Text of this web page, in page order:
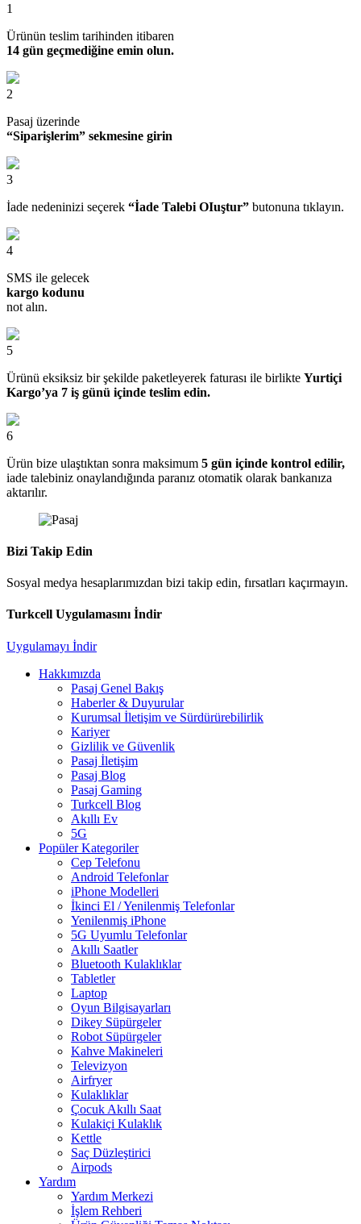
1
Ürünün teslim tarihinden itibaren
14 gün geçmediğine emin olun.
2
Pasaj üzerinde
“Siparişlerim” sekmesine girin
3
İade nedeninizi seçerek “İade Talebi OIuştur” butonuna tıklayın.
4
SMS ile gelecek
kargo kodunu
not alın.
5
Ürünü eksiksiz bir şekilde paketleyerek faturası ile birlikte Yurtiçi
Kargo’ya 7 iş günü içinde teslim edin.
6
Ürün bize ulaştıktan sonra maksimum 5 gün içinde kontrol edilir,
iade talebiniz onaylandığında paranız otomatik olarak bankanıza
aktarılır.
Bizi Takip Edin
Sosyal medya hesaplarımızdan bizi takip edin, fırsatları kaçırmayın.
Turkcell Uygulamasını İndir
Uygulamayı İndir
Hakkımızda
Pasaj Genel Bakış
Haberler & Duyurular
Kurumsal İletişim ve Sürdürürebilirlik
Kariyer
Gizlilik ve Güvenlik
Pasaj İletişim
Pasaj Blog
Pasaj Gaming
Turkcell Blog
Akıllı Ev
5G
Popüler Kategoriler
Cep Telefonu
Android Telefonlar
iPhone Modelleri
İkinci El / Yenilenmiş Telefonlar
Yenilenmiş iPhone
5G Uyumlu Telefonlar
Akıllı Saatler
Bluetooth Kulaklıklar
Tabletler
Laptop
Oyun Bilgisayarları
Dikey Süpürgeler
Robot Süpürgeler
Kahve Makineleri
Televizyon
Airfryer
Kulaklıklar
Çocuk Akıllı Saat
Kulakiçi Kulaklık
Kettle
Saç Düzleştirici
Airpods
Yardım
Yardım Merkezi
İşlem Rehberi